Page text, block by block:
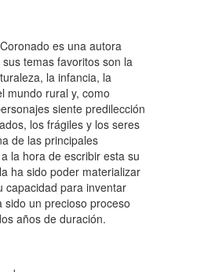
es una autora
temas favoritos son la
la infancia, la
mundo rural y, como
siente predilección
los frágiles y los seres
de las principales
la hora de escribir esta su
ha sido poder materializar
capacidad para inventar
sido un precioso proceso
años de duración.